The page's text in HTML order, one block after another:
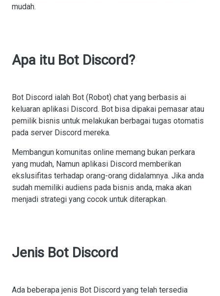
mudah.
Apa itu Bot Discord?
Bot Discord ialah Bot (Robot) chat yang berbasis ai
keluaran aplikasi Discord. Bot bisa dipakai pemasar atau
pemilik bisnis untuk melakukan berbagai tugas otomatis
pada server Discord mereka.
Membangun komunitas online memang bukan perkara
yang mudah, Namun aplikasi Discord memberikan
ekslusifitas terhadap orang-orang didalamnya. Jika anda
sudah memiliki audiens pada bisnis anda, maka akan
menjadi strategi yang cocok untuk diterapkan.
Jenis Bot Discord
Ada beberapa jenis Bot Discord yang telah tersedia